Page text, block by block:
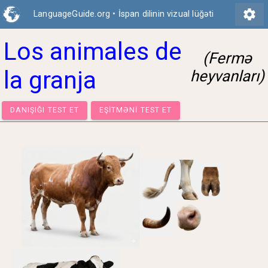
LanguageGuide.org • İspan dilinin vizual lüğəti settings
Los animales de
la granja
(Fermə
heyvanları)